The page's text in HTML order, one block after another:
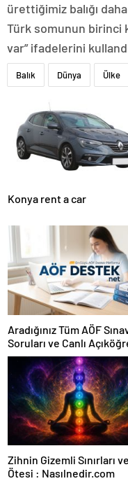
ürettiğimiz balığı
Türk somunun birinci
var” ifadelerini
Balık Dünya Ülke
Konya rent a car
Aradığınız Tüm AÖF
Soruları ve Canlı
Forumu Burada
Zihnin Gizemli Sınırları ve
Ötesi : Nasılnedir.com